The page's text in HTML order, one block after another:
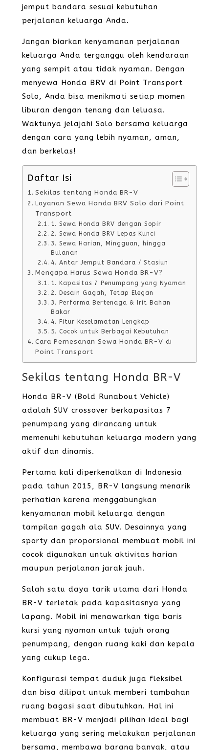
jemput bandara sesuai kebutuhan
perjalanan keluarga Anda.
Jangan biarkan kenyamanan perjalanan
keluarga Anda terganggu oleh kendaraan
yang sempit atau tidak nyaman. Dengan
menyewa Honda BRV di Point Transport
Solo, Anda bisa menikmati setiap momen
liburan dengan tenang dan leluasa.
Waktunya jelajahi Solo bersama keluarga
dengan cara yang lebih nyaman, aman,
dan berkelas!
Daftar Isi
Sekilas tentang Honda BR-V
Layanan Sewa Honda BRV Solo dari Point
Transport
1. Sewa Honda BRV dengan Sopir
2. Sewa Honda BRV Lepas Kunci
3. Sewa Harian, Mingguan, hingga
Bulanan
4. Antar Jemput Bandara / Stasiun
Mengapa Harus Sewa Honda BR-V?
1. Kapasitas 7 Penumpang yang Nyaman
2. Desain Gagah, Tetap Elegan
3. Performa Bertenaga & Irit Bahan
Bakar
4. Fitur Keselamatan Lengkap
5. Cocok untuk Berbagai Kebutuhan
Cara Pemesanan Sewa Honda BR-V di
Point Transport
Sekilas tentang Honda BR-V
Honda BR-V (Bold Runabout Vehicle)
adalah SUV crossover berkapasitas 7
penumpang yang dirancang untuk
memenuhi kebutuhan keluarga modern yang
aktif dan dinamis.
Pertama kali diperkenalkan di Indonesia
pada tahun 2015, BR-V langsung menarik
perhatian karena menggabungkan
kenyamanan mobil keluarga dengan
tampilan gagah ala SUV. Desainnya yang
sporty dan proporsional membuat mobil ini
cocok digunakan untuk aktivitas harian
maupun perjalanan jarak jauh.
Salah satu daya tarik utama dari Honda
BR-V terletak pada kapasitasnya yang
lapang. Mobil ini menawarkan tiga baris
kursi yang nyaman untuk tujuh orang
penumpang, dengan ruang kaki dan kepala
yang cukup lega.
Konfigurasi tempat duduk juga fleksibel
dan bisa dilipat untuk memberi tambahan
ruang bagasi saat dibutuhkan. Hal ini
membuat BR-V menjadi pilihan ideal bagi
keluarga yang sering melakukan perjalanan
bersama, membawa barang banyak, atau